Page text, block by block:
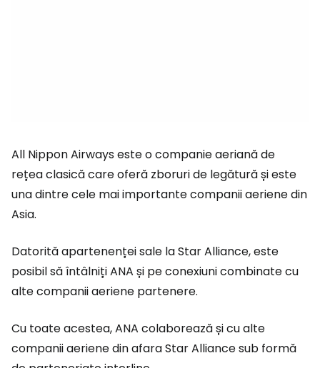
All Nippon Airways este o companie aeriană de
rețea clasică care oferă zboruri de legătură și este
una dintre cele mai importante companii aeriene din
Asia.
Datorită apartenenței sale la Star Alliance, este
posibil să întâlniți ANA și pe conexiuni combinate cu
alte companii aeriene partenere.
Cu toate acestea, ANA colaborează și cu alte
companii aeriene din afara Star Alliance sub formă